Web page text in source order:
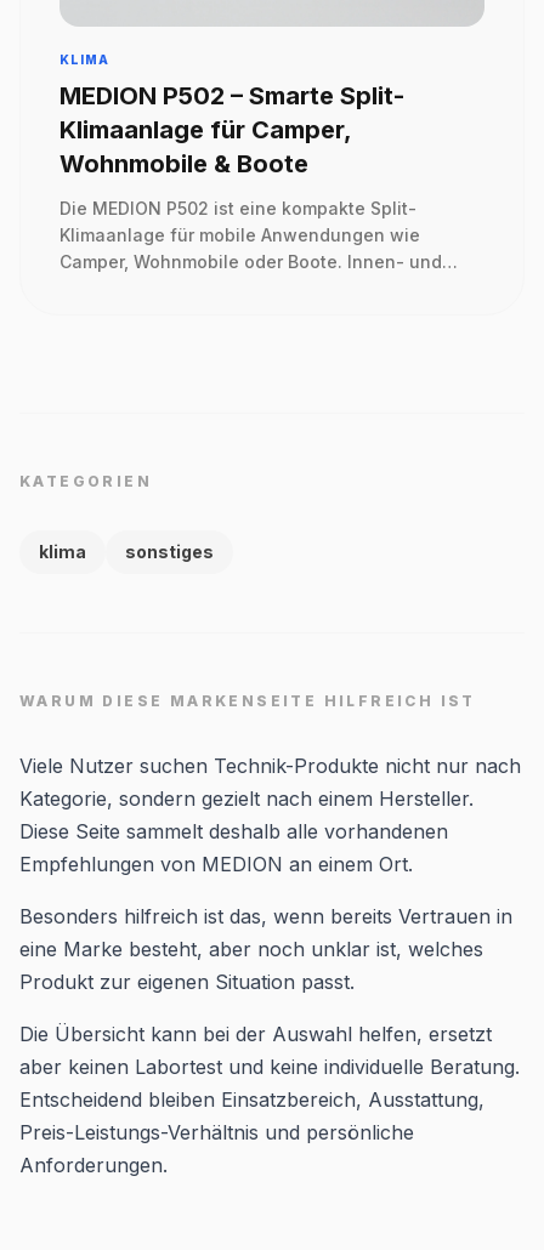
KLIMA
MEDION P502 – Smarte Split-
Klimaanlage für Camper,
Wohnmobile & Boote
Die MEDION P502 ist eine kompakte Split-
Klimaanlage für mobile Anwendungen wie
Camper, Wohnmobile oder Boote. Innen- und
KATEGORIEN
klima sonstiges
WARUM DIESE MARKENSEITE HILFREICH IST
Viele Nutzer suchen Technik-Produkte nicht nur nach
Kategorie, sondern gezielt nach einem Hersteller.
Diese Seite sammelt deshalb alle vorhandenen
Empfehlungen von MEDION an einem Ort.
Besonders hilfreich ist das, wenn bereits Vertrauen in
eine Marke besteht, aber noch unklar ist, welches
Produkt zur eigenen Situation passt.
Die Übersicht kann bei der Auswahl helfen, ersetzt
aber keinen Labortest und keine individuelle Beratung.
Entscheidend bleiben Einsatzbereich, Ausstattung,
Preis-Leistungs-Verhältnis und persönliche
Anforderungen.